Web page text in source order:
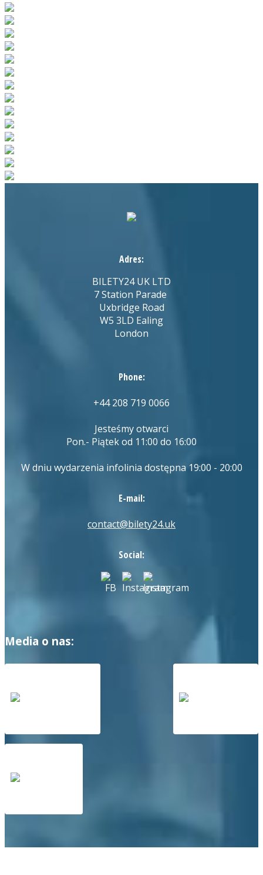
Adres:
BILETY24 UK LTD
7 Station Parade
Uxbridge Road
W5 3LD Ealing
London
Phone:
+44 208 719 0066
Jesteśmy otwarci
Pon.- Piątek od 11:00 do 16:00
W dniu wydarzenia infolinia dostępna 19:00 - 20:00
E-mail:
contact@bilety24.uk
Social:
Media o nas: